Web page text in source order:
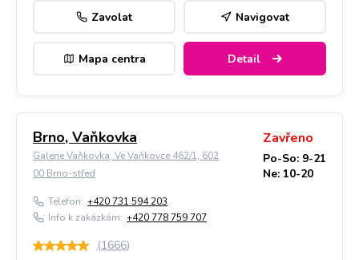
Zavolat Navigovat
Mapa centra Detail
Brno, Vaňkovka
Galerie Vaňkovka, Ve Vaňkovce 462/1, 602
00 Brno-střed
Zavřeno
Po-So: 9-21
Ne: 10-20
Telefon: +420 731 594 203
Info k zakázkám: +420 778 759 707
(1666)